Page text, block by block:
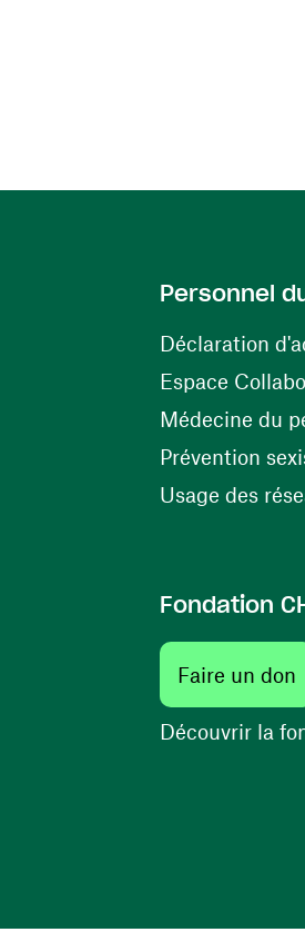
nouvelle fenêtre)
Personnel
Déclaration
Espace
Médecine du
Prévention
Usage des
fenêtre)
fenêtre)
Fondation
Faire un don
Découvrir la